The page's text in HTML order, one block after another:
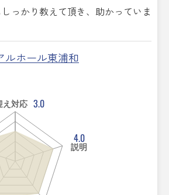
っかり教えて頂き、助かっていま
ルホール東浦和
え対応 3.0
4.0
説明